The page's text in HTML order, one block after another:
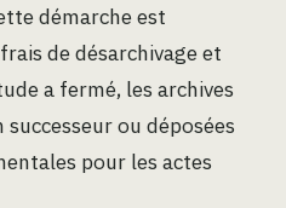
démarche est
de désarchivage et
a fermé, les archives
ou déposées
pour les actes